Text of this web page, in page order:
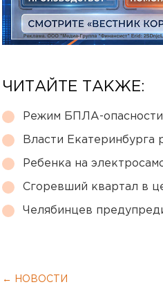
ЧИТАЙТЕ ТАКЖЕ:
Режим БПЛА-
Власти Екатеринбурга
Ребенка на
Сгоревший квартал в
Челябинцев
← НОВОСТИ